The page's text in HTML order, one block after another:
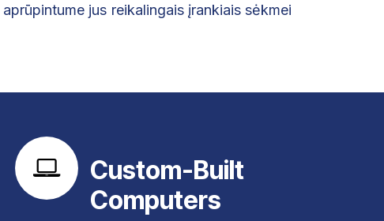
jus reikalingais įrankiais sėkmei
Custom-Built
Computers